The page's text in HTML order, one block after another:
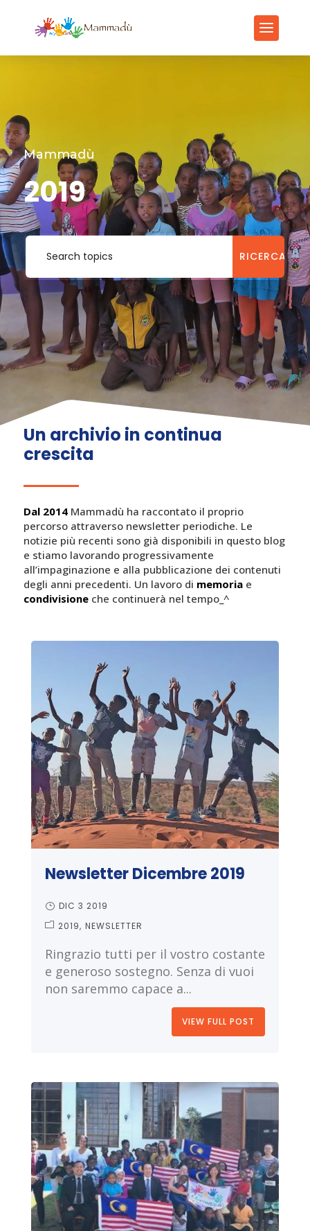
Mammadù
2019
Un archivio in continua
crescita
Dal 2014Mammadù ha raccontato il proprio
percorso attraverso newsletter periodiche. Le
notizie più recenti sono già disponibili in questo blog
e stiamo lavorando progressivamente
all’impaginazione e alla pubblicazione dei contenuti
degli anni precedenti. Un lavoro di memoriae
condivisioneche continuerà nel tempo_^
Newsletter Dicembre 2019
DIC 3 2019
2019 NEWSLETTER
Ringrazio tutti per il vostro costante
e generoso sostegno. Senza di vuoi
non saremmo capace a...
VIEW FULL POST